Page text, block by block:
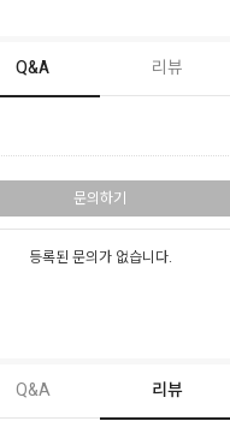
Q&A 리뷰
문의하기
등록된 문의가 없습니다.
Q&A 리뷰